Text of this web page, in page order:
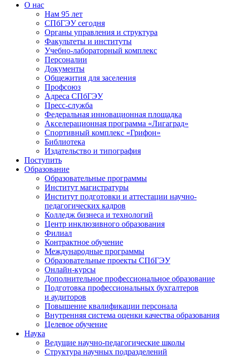
О нас
Нам 95 лет
СПбГЭУ сегодня
Органы управления и структура
Факультеты и институты
Учебно-лабораторный комплекс
Персоналии
Документы
Общежития для заселения
Профсоюз
Адреса СПбГЭУ
Пресс-служба
Федеральная инновационная площадка
Акселерационная программа «Лигаград»­­
Спортивный комплекс «Грифон»
Библиотека
Издательство и типография
Поступить
Образование
Образовательные программы
Институт магистратуры
Институт подготовки и аттестации научно-
педагогических кадров
Колледж бизнеса и технологий
Центр инклюзивного образования
Филиал
Контрактное обучение
Международные программы
Образовательные проекты СПбГЭУ
Онлайн-курсы
Дополнительное профессиональное образование
Подготовка профессиональных бухгалтеров
и аудиторов
Повышение квалификации персонала
Внутренняя система оценки качества образования
Целевое обучение
Наука
Ведущие научно-педагогические школы
Структура научных подразделений